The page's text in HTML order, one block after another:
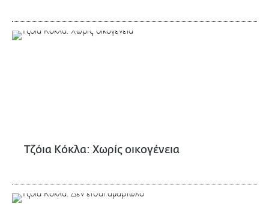
Τζόια Κόκλα: Χωρίς οικογένεια